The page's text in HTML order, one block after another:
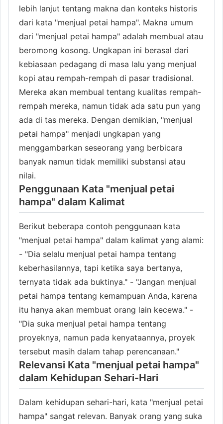
lebih lanjut tentang makna dan konteks historis
dari kata "menjual petai hampa". Makna umum
dari "menjual petai hampa" adalah membual atau
beromong kosong. Ungkapan ini berasal dari
kebiasaan pedagang di masa lalu yang menjual
kopi atau rempah-rempah di pasar tradisional.
Mereka akan membual tentang kualitas rempah-
rempah mereka, namun tidak ada satu pun yang
ada di tas mereka. Dengan demikian, "menjual
petai hampa" menjadi ungkapan yang
menggambarkan seseorang yang berbicara
banyak namun tidak memiliki substansi atau
nilai.
Penggunaan Kata "menjual petai
hampa" dalam Kalimat
Berikut beberapa contoh penggunaan kata
"menjual petai hampa" dalam kalimat yang alami:
- "Dia selalu menjual petai hampa tentang
keberhasilannya, tapi ketika saya bertanya,
ternyata tidak ada buktinya." - "Jangan menjual
petai hampa tentang kemampuan Anda, karena
itu hanya akan membuat orang lain kecewa." -
"Dia suka menjual petai hampa tentang
proyeknya, namun pada kenyataannya, proyek
tersebut masih dalam tahap perencanaan."
Relevansi Kata "menjual petai hampa"
dalam Kehidupan Sehari-Hari
Dalam kehidupan sehari-hari, kata "menjual petai
hampa" sangat relevan. Banyak orang yang suka